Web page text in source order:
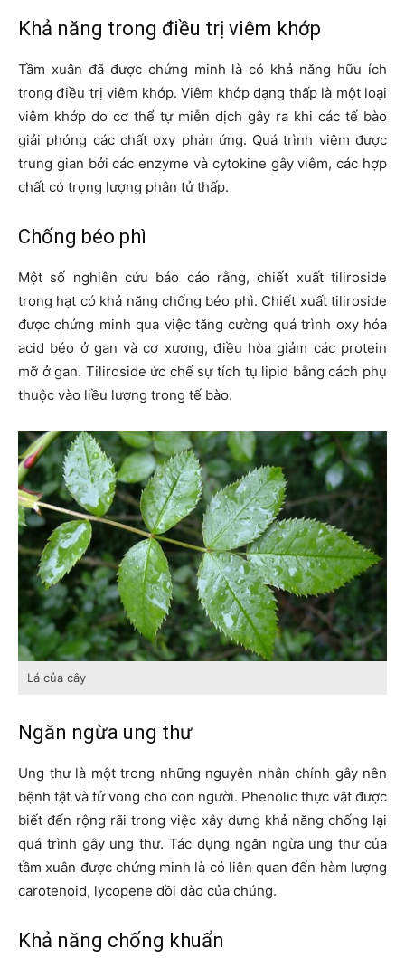
Khả năng trong điều trị viêm khớp
Tầm xuân đã được chứng minh là có khả năng hữu ích
trong điều trị viêm khớp. Viêm khớp dạng thấp là một loại
viêm khớp do cơ thể tự miễn dịch gây ra khi các tế bào
giải phóng các chất oxy phản ứng. Quá trình viêm được
trung gian bởi các enzyme và cytokine gây viêm, các hợp
chất có trọng lượng phân tử thấp.
Chống béo phì
Một số nghiên cứu báo cáo rằng, chiết xuất tiliroside
trong hạt có khả năng chống béo phì. Chiết xuất tiliroside
được chứng minh qua việc tăng cường quá trình oxy hóa
acid béo ở gan và cơ xương, điều hòa giảm các protein
mỡ ở gan. Tiliroside ức chế sự tích tụ lipid bằng cách phụ
thuộc vào liều lượng trong tế bào.
Lá của cây
Ngăn ngừa ung thư
Ung thư là một trong những nguyên nhân chính gây nên
bệnh tật và tử vong cho con người. Phenolic thực vật được
biết đến rộng rãi trong việc xây dựng khả năng chống lại
quá trình gây ung thư. Tác dụng ngăn ngừa ung thư của
tầm xuân được chứng minh là có liên quan đến hàm lượng
carotenoid, lycopene dồi dào của chúng.
Khả năng chống khuẩn